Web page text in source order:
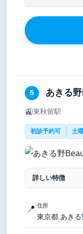
5 あきる
🚉東秋留駅
初診予約可 土
詳しい特徴
📍 住所
東京都 あき